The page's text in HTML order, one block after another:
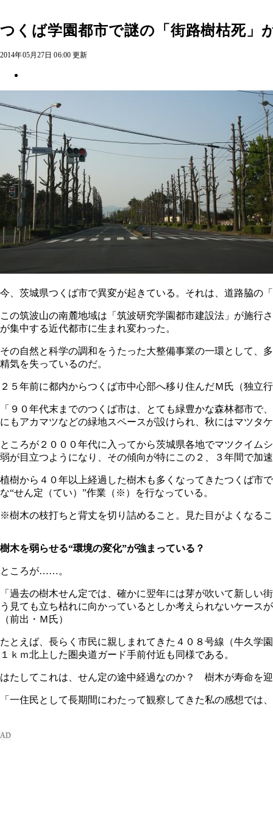
つくば学園都市で謎の「街路樹枯死」
2014年05月27日 06:00 更新
今、茨城県つくば市で異変が起きている。それは、道路脇の
この筑波山の南麓地域は「筑波研究学園都市建設法」が施行
が集中する近代都市に生まれ変わった。
その自然と科学の調和をうたった大整備事業の一環として、
精気を失っているのだ。
２５年前に都内からつくば市中心部へ移り住んだＭ氏（独立
「９０年代末までのつくば市は、とても緑豊かな森林都市
にもアカマツなどの緑地スペースが設けられ、秋にはマツタ
ところが２０００年代に入ってから茨城県各地でマツクイム
弱が目立つようになり、その傾向が特にこの２、３年間で加
植樹から４０年以上経過した樹木も多くなってきたつくば市
な“せん定（てい）”作業（※）を行なっている。
※樹木の枝打ちと背丈を切り詰めること。見た目がよくなる
樹木を弱らせる“環境の変化”が強まっている？
ところが……。
「過去の樹木せん定では、確かに翌年には芽が吹いて新し
う見ても立ち枯れに向かっているとしか考えられないケース
（前出・Ｍ氏）
たとえば、長らく市民に親しまれてきた４０８号線（牛久学
１ｋｍ北上した圏央道ガード手前付近も同様である。
はたしてこれは、せん定の途中経過なのか？ 樹木が寿命
「一住民として長期間にわたって観察してきた私の感想で